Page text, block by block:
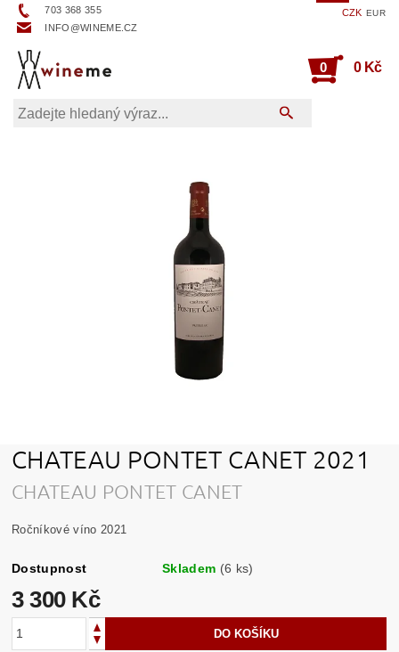
703 368 355
INFO@WINEME.CZ
CZK EUR
0 0 Kč
CHATEAU PONTET CANET 2021
CHATEAU PONTET CANET
Ročníkové víno 2021
Dostupnost Skladem (6 ks)
3 300 Kč